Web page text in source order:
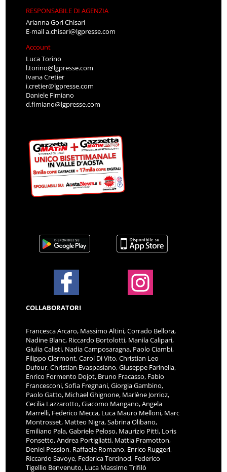
RESPONSABILE DI AGENZIA
Arianna Gori Chisari
E-maila.chisari@lgpresse.com
Account
Luca Torino
l.torino@lgpresse.com
Ivana Cretier
i.cretier@lgpresse.com
Daniele Fimiano
d.fimiano@lgpresse.com
COLLABORATORI
Francesca Arcaro, Massimo Altini, Corrado Bellora,
Nadine Blanc, Riccardo Bortolotti, Manila Calipari,
Giulia Calisti, Nadia Camposaragna, Paolo Ciambi,
Filippo Clermont, Carol Di Vito, Christian Leo
Dufour, Christian Evaspasiano, Giuseppe Farinella,
Enrico Formento Dojot, Bruno Fracasso, Fabio
Francesconi, Sofia Fregnani, Giorgia Gambino,
Paolo Gatto, Michael Ghignone, Marlène Jorrioz,
Cecilia Lazzarotto, Giacomo Mangano, Angela
Marrelli, Federico Mecca, Luca Mauro Melloni, Marc
Montrosset, Matteo Nigra, Sabrina Olibano,
Emiliano Pala, Gabriele Peloso, Maurizio Pitti, Loris
Ponsetto, Andrea Portigliatti, Mattia Pramotton,
Deniel Pession, Raffaele Romano, Enrico Ruggeri,
Riccardo Savoye, Federica Tercinod, Federico
Tigellio Benvenuto, Luca Massimo Trifilò